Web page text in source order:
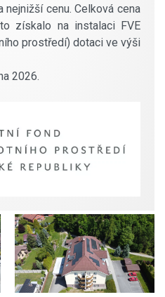
cenu. Celková cena
získalo na instalaci FVE
prostředí) dotaci ve výši
2026.